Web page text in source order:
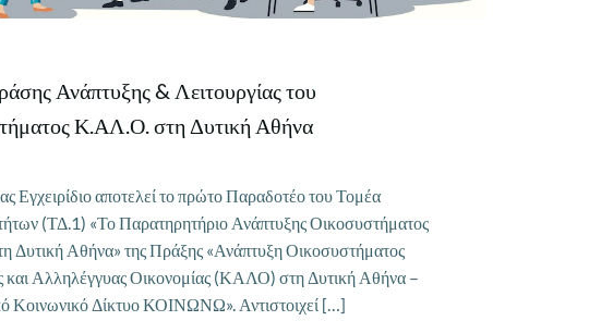
Ανάπτυξης & Λειτουργίας του
Κ.ΑΛ.Ο. στη Δυτική Αθήνα
Εγχειρίδιο αποτελεί το πρώτο Παραδοτέο του Τομέα
(ΤΔ.1) «Το Παρατηρητήριο Ανάπτυξης Οικοσυστήματος
Αθήνα» της Πράξης «Ανάπτυξη Οικοσυστήματος
και Αλληλέγγυας Οικονομίας (ΚΑΛΟ) στη Δυτική Αθήνα –
Κοινωνικό Δίκτυο ΚΟΙΝΩΝΩ». Αντιστοιχεί […]